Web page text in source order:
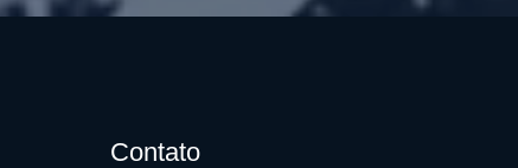
Contato